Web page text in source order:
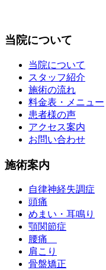
当院について
当院について
スタッフ紹介
施術の流れ
料金表・メニュー
患者様の声
アクセス案内
お問い合わせ
施術案内
自律神経失調症
頭痛
めまい・耳鳴り
顎関節症
腰痛
肩こり
骨盤矯正